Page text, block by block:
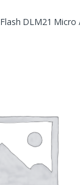
DLM21